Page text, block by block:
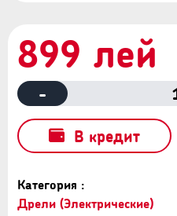
Категория :
Дрели (Электрические)
899 лей
-
В кредит